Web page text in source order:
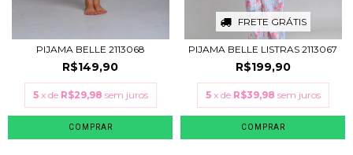
PIJAMA BELLE 2113068
R$149,90
5 x de R$29,98 sem juros
COMPRAR
FRETE GRÁTIS
PIJAMA BELLE LISTRAS 2113067
R$199,90
5 x de R$39,98 sem juros
COMPRAR